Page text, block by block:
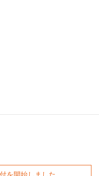
を開始しました